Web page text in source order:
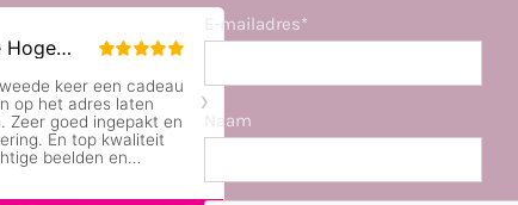
E-mailadres*
Naam